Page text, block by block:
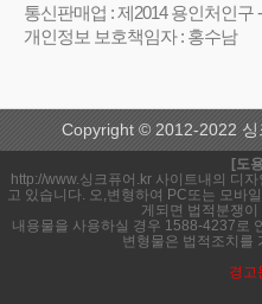
통신판매업 : 제2014 용인처인구
개인정보 보호책임자 : 홍수남
Copyright © 2012-2022 싱
[도
http://www.싱크퓨어.kr 사이트내의 디
고 있습니다. 오,변형하여 PC또는 모바
게되면 법적분쟁이
내용물을 사용하실 경우 1588-4237로
변형물은 법적조치를
경고